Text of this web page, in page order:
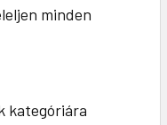
minden
kategóriára